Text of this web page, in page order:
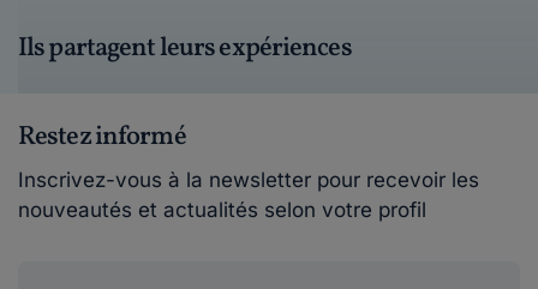
Ils partagent leurs expériences
Restez informé
Inscrivez-vous à la newsletter pour recevoir les
nouveautés et actualités selon votre profil